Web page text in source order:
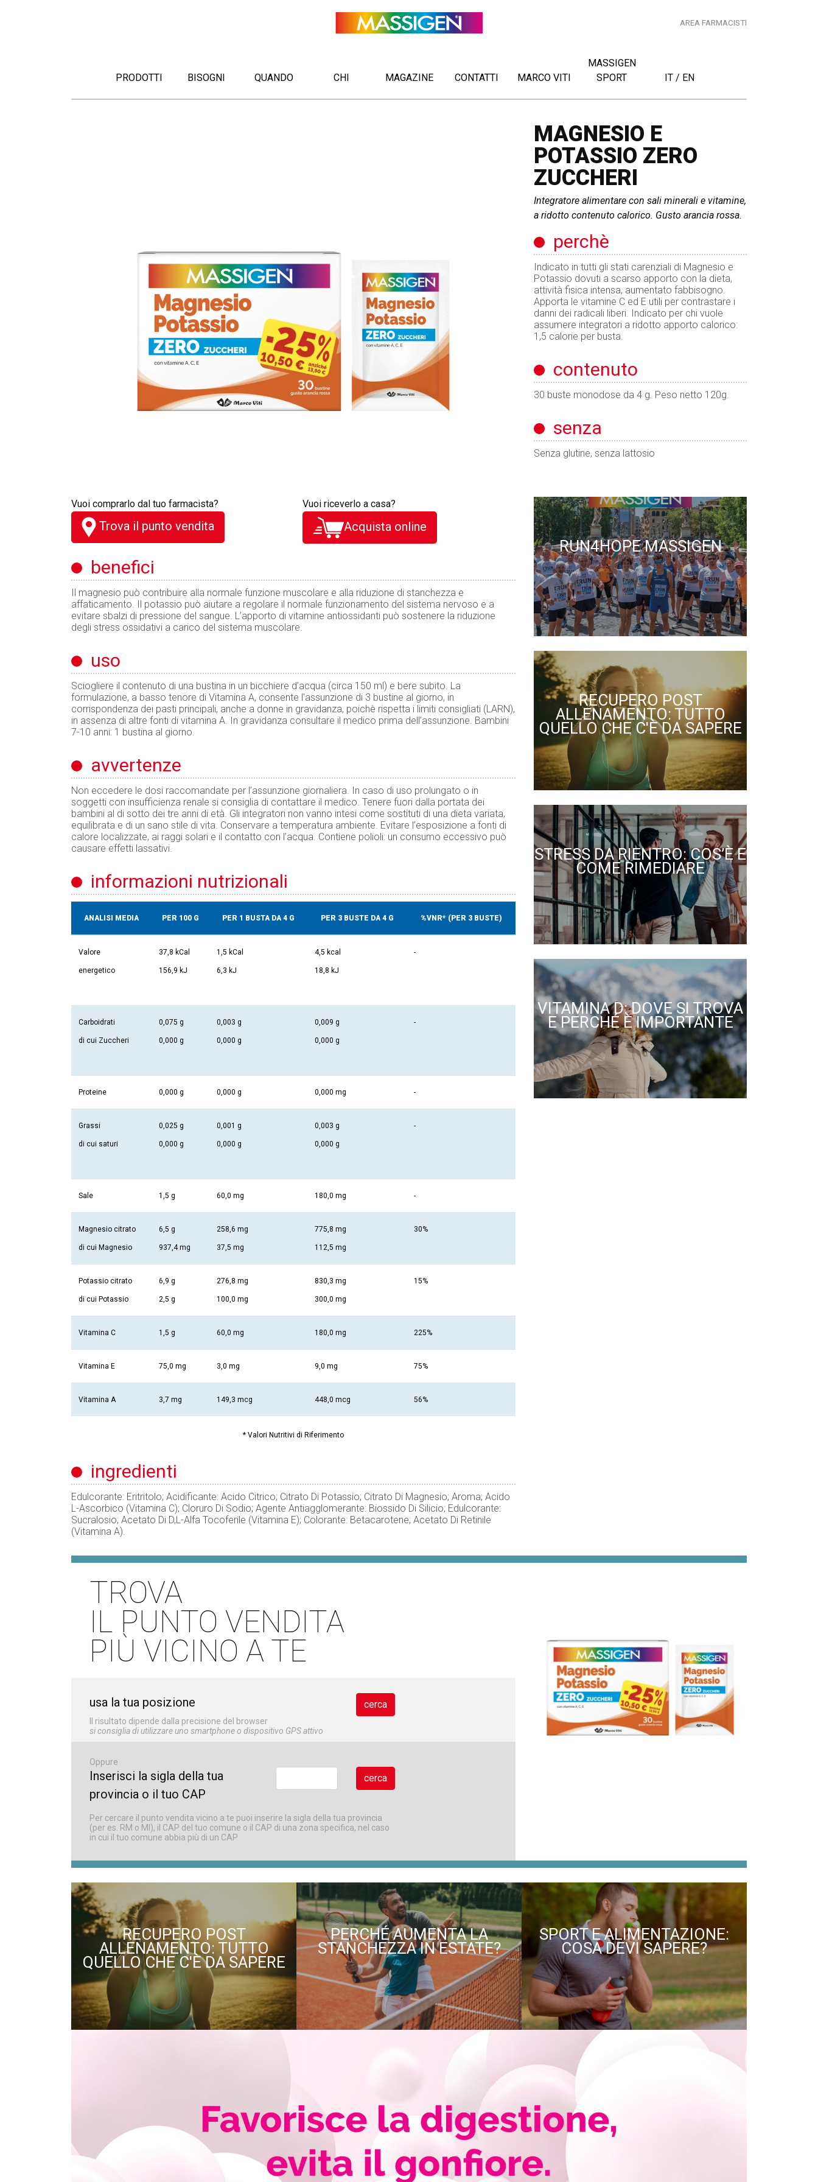
AREA FARMACISTI
PRODOTTI BISOGNI QUANDO CHI MAGAZINE CONTATTI MARCO VITI
MASSIGEN
SPORT
IT/ EN
MAGNESIO E
POTASSIO ZERO
ZUCCHERI
Integratore alimentare con sali minerali e vitamine,
a ridotto contenuto calorico. Gusto arancia rossa.
perchè
Indicato in tutti gli stati carenziali di Magnesio e
Potassio dovuti a scarso apporto con la dieta,
attività fisica intensa, aumentato fabbisogno.
Apporta le vitamine C ed E utili per contrastare i
danni dei radicali liberi. Indicato per chi vuole
assumere integratori a ridotto apporto calorico:
1,5 calorie per busta.
contenuto
30 buste monodose da 4 g. Peso netto 120g.
senza
Senza glutine, senza lattosio
Vuoi comprarlo dal tuo farmacista?
Trova il punto vendita
Vuoi riceverlo a casa?
Acquista online
benefici
Il magnesio può contribuire alla normale funzione muscolare e alla riduzione di stanchezza e
affaticamento. Il potassio può aiutare a regolare il normale funzionamento del sistema nervoso e a
evitare sbalzi di pressione del sangue. L’apporto di vitamine antiossidanti può sostenere la riduzione
degli stress ossidativi a carico del sistema muscolare.
uso
Sciogliere il contenuto di una bustina in un bicchiere d’acqua (circa 150 ml) e bere subito. La
formulazione, a basso tenore di Vitamina A, consente l'assunzione di 3 bustine al giorno, in
corrispondenza dei pasti principali, anche a donne in gravidanza, poichè rispetta i limiti consigliati (LARN),
in assenza di altre fonti di vitamina A. In gravidanza consultare il medico prima dell’assunzione. Bambini
7-10 anni: 1 bustina al giorno.
avvertenze
Non eccedere le dosi raccomandate per l’assunzione giornaliera. In caso di uso prolungato o in
soggetti con insufficienza renale si consiglia di contattare il medico. Tenere fuori dalla portata dei
bambini al di sotto dei tre anni di età. Gli integratori non vanno intesi come sostituti di una dieta variata,
equilibrata e di un sano stile di vita. Conservare a temperatura ambiente. Evitare l’esposizione a fonti di
calore localizzate, ai raggi solari e il contatto con l’acqua. Contiene polioli: un consumo eccessivo può
causare effetti lassativi.
informazioni nutrizionali
ANALISI MEDIA PER 100 G PER 1 BUSTA DA 4 G PER 3 BUSTE DA 4 G %VNR* (PER 3 BUSTE)
Valore
energetico
37,8 kCal
156,9 kJ
1,5 kCal
6,3 kJ
4,5 kcal
18,8 kJ
-
Carboidrati
di cui Zuccheri
0,075 g
0,000 g
0,003 g
0,000 g
0,009 g
0,000 g
-
Proteine 0,000 g 0,000 g 0,000 mg -
Grassi
di cui saturi
0,025 g
0,000 g
0,001 g
0,000 g
0,003 g
0,000 g
-
Sale 1,5 g 60,0 mg 180,0 mg -
Magnesio citrato
di cui Magnesio
6,5 g
937,4 mg
258,6 mg
37,5 mg
775,8 mg
112,5 mg
30%
Potassio citrato
di cui Potassio
6,9 g
2,5 g
276,8 mg
100,0 mg
830,3 mg
300,0 mg
15%
Vitamina C 1,5 g 60,0 mg 180,0 mg 225%
Vitamina E 75,0 mg 3,0 mg 9,0 mg 75%
Vitamina A 3,7 mg 149,3 mcg 448,0 mcg 56%
* Valori Nutritivi di Riferimento
ingredienti
Edulcorante: Eritritolo; Acidificante: Acido Citrico; Citrato Di Potassio; Citrato Di Magnesio; Aroma; Acido
L-Ascorbico (Vitamina C); Cloruro Di Sodio; Agente Antiagglomerante: Biossido Di Silicio; Edulcorante:
Sucralosio; Acetato Di D,L-Alfa Tocoferile (Vitamina E); Colorante: Betacarotene; Acetato Di Retinile
(Vitamina A).
RUN4HOPE MASSIGEN
RECUPERO POST
ALLENAMENTO: TUTTO
QUELLO CHE C'È DA SAPERE
STRESS DA RIENTRO: COS’È E
COME RIMEDIARE
VITAMINA D: DOVE SI TROVA
E PERCHÉ È IMPORTANTE
TROVA
IL PUNTO VENDITA
PIÙ VICINO A TE
usa la tua posizione
Il risultato dipende dalla precisione del browser
si consiglia di utilizzare uno smartphone o dispositivo GPS attivo
Oppure
Inserisci la sigla della tua
provincia o il tuo CAP
Per cercare il punto vendita vicino a te puoi inserire la sigla della tua provincia
(per es. RM o MI), il CAP del tuo comune o il CAP di una zona specifica, nel caso
in cui il tuo comune abbia più di un CAP
RECUPERO POST
ALLENAMENTO: TUTTO
QUELLO CHE C'È DA SAPERE
PERCHÉ AUMENTA LA
STANCHEZZA IN ESTATE?
SPORT E ALIMENTAZIONE:
COSA DEVI SAPERE?